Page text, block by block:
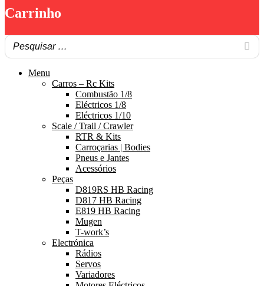
Carrinho
Menu
Carros – Rc Kits
Combustão 1/8
Eléctricos 1/8
Eléctricos 1/10
Scale / Trail / Crawler
RTR & Kits
Carroçarias | Bodies
Pneus e Jantes
Acessórios
Peças
D819RS HB Racing
D817 HB Racing
E819 HB Racing
Mugen
T-work’s
Electrónica
Rádios
Servos
Variadores